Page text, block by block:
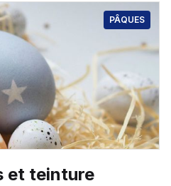
PÂQUES
et teinture